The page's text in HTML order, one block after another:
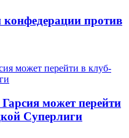
против
может перейти
Суперлиги